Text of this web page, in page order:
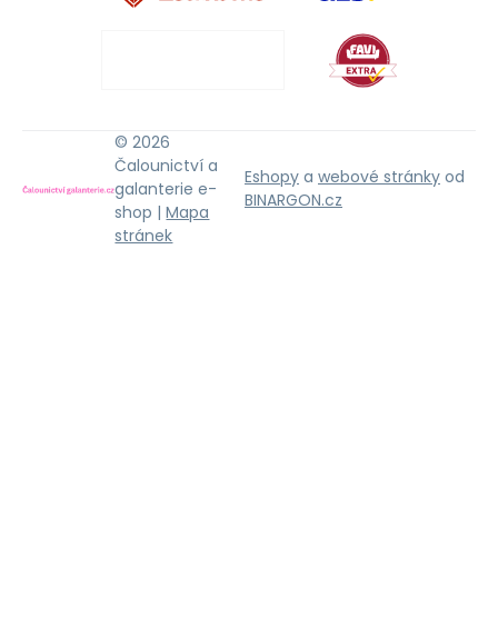
© 2026
Čalounictví a
galanterie e-
shop |Mapa
stránek
Eshopy a webové stránky od
BINARGON.cz